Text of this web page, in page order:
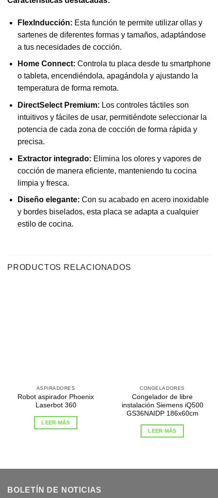
FlexInducción: Esta función te permite utilizar ollas y
sartenes de diferentes formas y tamaños, adaptándose
a tus necesidades de cocción.
Home Connect: Controla tu placa desde tu smartphone
o tableta, encendiéndola, apagándola y ajustando la
temperatura de forma remota.
DirectSelect Premium: Los controles táctiles son
intuitivos y fáciles de usar, permitiéndote seleccionar la
potencia de cada zona de cocción de forma rápida y
precisa.
Extractor integrado: Elimina los olores y vapores de
cocción de manera eficiente, manteniendo tu cocina
limpia y fresca.
Diseño elegante: Con su acabado en acero inoxidable
y bordes biselados, esta placa se adapta a cualquier
estilo de cocina.
PRODUCTOS RELACIONADOS
ASPIRADORES
Robot aspirador Phoenix
Laserbot 360
LEER MÁS
CONGELADORES
Congelador de libre
instalación Siemens iQ500
GS36NAIDP 186x60cm
LEER MÁS
BOLETÍN DE NOTICIAS